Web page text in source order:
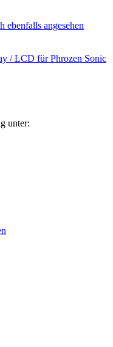
ebenfalls angesehen
/ LCD für Phrozen Sonic
unter: